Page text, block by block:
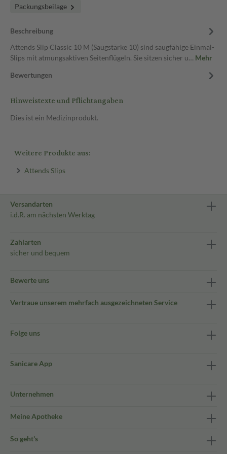
Packungsbeilage
Beschreibung
Attends Slip Classic 10 M (Saugstärke 10) sind saugfähige Einmal-
Slips mit atmungsaktiven Seitenflügeln. Sie sitzen sicher u… Mehr
Bewertungen
Hinweistexte und Pflichtangaben
Dies ist ein Medizinprodukt.
Weitere Produkte aus:
Attends Slips
Versandarten
i.d.R. am nächsten Werktag
Zahlarten
sicher und bequem
Bewerte uns
Vertraue unserem mehrfach ausgezeichneten Service
Folge uns
Sanicare App
Unternehmen
Meine Apotheke
So geht's